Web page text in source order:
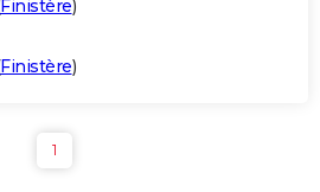
Finistère)
Finistère)
1